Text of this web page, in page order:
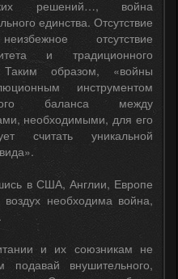
решений…, война
единства. Отсутствие
отсутствие
и традиционного
Таким образом, «войны
инструментом
баланса между
необходимыми, для его
считать уникальной
в США, Англии, Европе
необходима война,
и их союзникам не
внушительного,